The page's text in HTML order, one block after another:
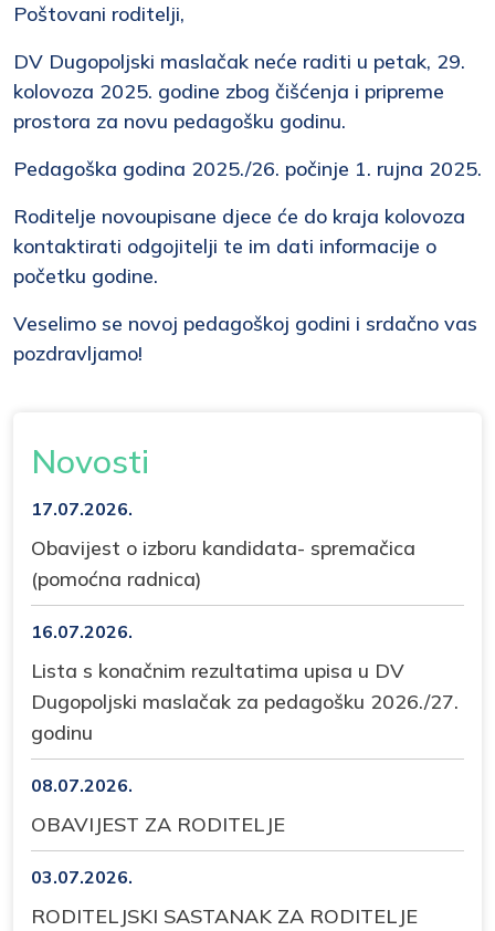
Poštovani roditelji,
DV Dugopoljski maslačak neće raditi u petak, 29.
kolovoza 2025. godine zbog čišćenja i pripreme
prostora za novu pedagošku godinu.
Pedagoška godina 2025./26. počinje 1. rujna 2025.
Roditelje novoupisane djece će do kraja kolovoza
kontaktirati odgojitelji te im dati informacije o
početku godine.
Veselimo se novoj pedagoškoj godini i srdačno vas
pozdravljamo!
Novosti
17.07.2026.
Obavijest o izboru kandidata- spremačica
(pomoćna radnica)
16.07.2026.
Lista s konačnim rezultatima upisa u DV
Dugopoljski maslačak za pedagošku 2026./27.
godinu
08.07.2026.
OBAVIJEST ZA RODITELJE
03.07.2026.
RODITELJSKI SASTANAK ZA RODITELJE